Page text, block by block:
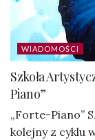
WIADOMOŚCI
Szkoła
Piano”
„Forte-Piano”
kolejny z cyklu